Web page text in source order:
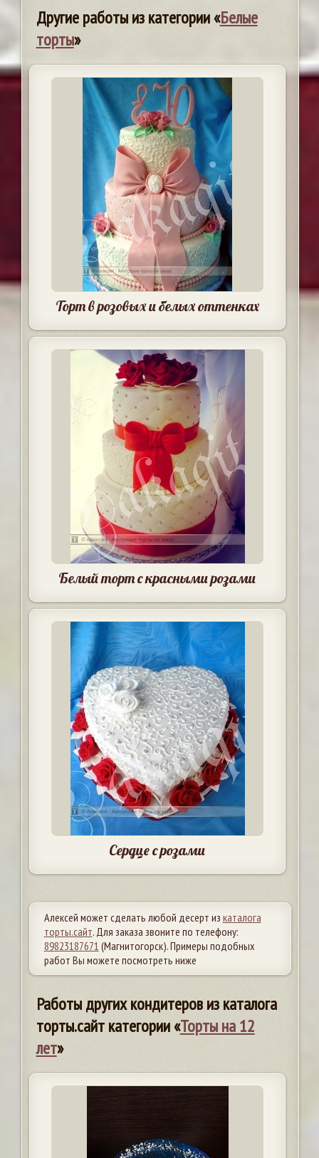
Другие работы из категории «Белые
торты»
Торт в розовых и белых оттенках
Белый торт с красными розами
Сердце с розами
Алексей может сделать любой десерт из каталога
торты.сайт. Для заказа звоните по телефону:
89823187671 (Магнитогорск). Примеры подобных
работ Вы можете посмотреть ниже
Работы других кондитеров из каталога
торты.сайт категории «Торты на 12
лет»